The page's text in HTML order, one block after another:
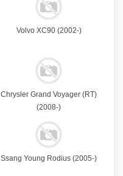
Volvo XC90 (2002-)
Chrysler Grand Voyager (RT)
(2008-)
Ssang Young Rodius (2005-)